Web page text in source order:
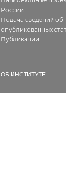
России
Подача сведений об
опубликованных
Публикации
ОБ ИНСТИТУТЕ